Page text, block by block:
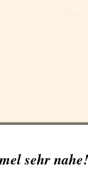
sehr nahe!